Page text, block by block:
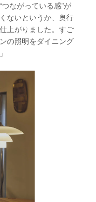
ながっている感”が
ないというか、奥行
上がりました。すご
の照明をダイニング